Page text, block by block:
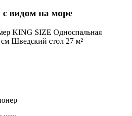
видом на море
KING SIZE Односпальная
Шведский стол 27 м²